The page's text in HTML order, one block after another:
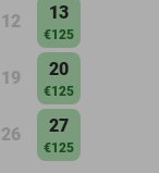
12 13
€125
19 20
€125
26 27
€125